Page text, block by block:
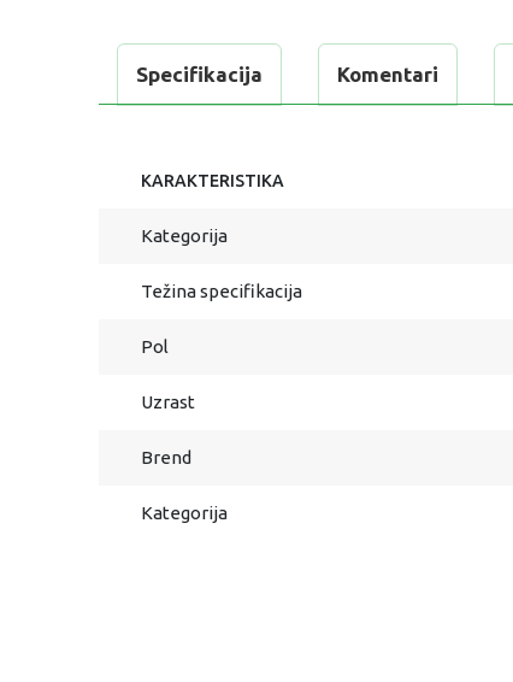
Specifikacija Komentari
KARAKTERISTIKA
Kategorija
Težina specifikacija
Pol
Uzrast
Brend
Kategorija